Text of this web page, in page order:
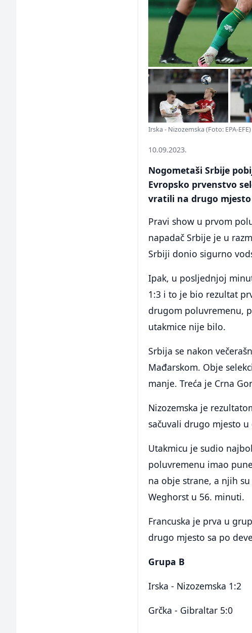
Irska - Nizozemska (Foto: EPA-EFE)
10.09.2023.
Nogometaši Srbije
Evropsko prvenstvo
vratili na drugo
Pravi show u prvom
napadač Srbije je u
Srbiji donio sigurno
Ipak, u posljednjoj
1:3 i to je bio rezultat
drugom poluvremenu,
utakmice nije bilo.
Srbija se nakon
Mađarskom. Obje
manje. Treća je Crna
Nizozemska je
sačuvali drugo mjesto u
Utakmicu je sudio
poluvremenu imao
na obje strane, a njih
Weghorst u 56. minuti.
Francuska je prva u
drugo mjesto sa po
Grupa B
Irska - Nizozemska 1:2
Grčka - Gibraltar 5:0